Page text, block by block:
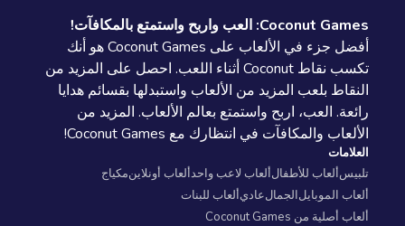
Coconut Games: العب واربح واستمتع بالمكافآت!
أفضل جزء في الألعاب على Coconut Games هو أنك
تكسب نقاط Coconut أثناء اللعب. احصل على المزيد من
النقاط بلعب المزيد من الألعاب واستبدلها بقسائم هدايا
رائعة. العب، اربح واستمتع بعالم الألعاب. المزيد من
الألعاب والمكافآت في انتظارك مع Coconut Games!
العلامات
تلبيسألعاب للأطفالألعاب لاعب واحدألعاب أونلاينمكياج
ألعاب الموبايلالجمالعاديألعاب للبنات
ألعاب أصلية من Coconut Games